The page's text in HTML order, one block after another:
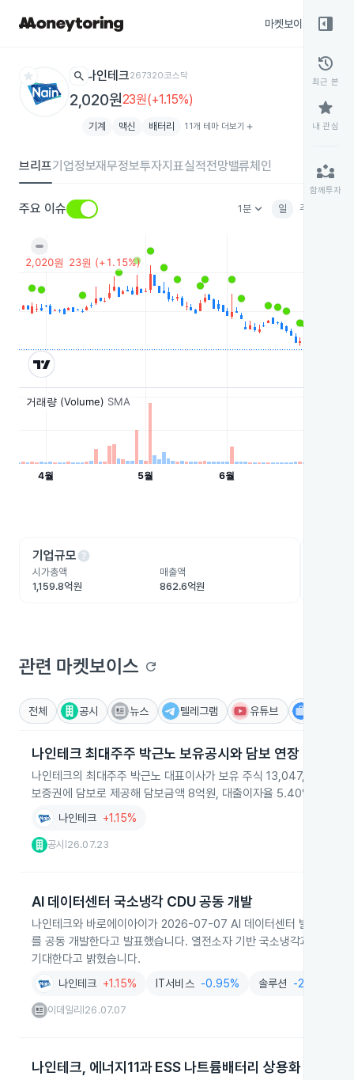
마켓보이스
star search 나인테크267320코스닥
2,020원23원(+1.15%)
기계 맥신 배터리 11개 테마 더보기 add
브리프기업정보재무정보투자지표실적전망밸류체인
주요 이슈 1분keyboard_arrow_down 일 주
기업규모help
시가총액
1,159.8억원
매출액
862.6억원
관련 마켓보이스 refresh
전체 공시 뉴스 텔레그램 유튜브
나인테크 최대주주 박근노 보유공시와 담보 연장
나인테크의 최대주주 박근노 대표이사가 보유 주식 13,047,087주(
보증권에 담보로 제공해 담보금액 8억원, 대출이자율 5.40%로 주식
나인테크 +1.15%
공시 26.07.23
AI 데이터센터 국소냉각 CDU 공동 개발
나인테크와 바로에이아이가 2026-07-07 AI 데이터센터 발열 문제
를 공동 개발한다고 발표했습니다. 열전소자 기반 국소냉각과 액체냉
기대한다고 밝혔습니다.
나인테크 +1.15% IT서비스 -0.95% 솔루션 -2.33%
이데일리 26.07.07
나인테크, 에너지11과 ESS 나트륨배터리 상용화 준비
right_panel_open
history
최근 본
star
내 관심
partner_exchange
함께투자